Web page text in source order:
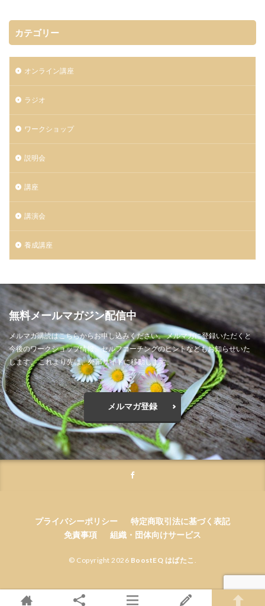
カテゴリー
オンライン講座
ラジオ
ワークショップ
説明会
講座
講演会
養成講座
無料メールマガジン配信中
メルマガ購読はこちらからお申し込みください。 メルマガに登録いただくと
今後のワークショップ情報、セルフコーチングのヒントなどもお知らせいた
します。 これより先は、外部サイトに移動します。
メルマガ登録
プライバシーポリシー
特定商取引法に基づく表記
免責事項
組織・団体向けサービス
© Copyright 2026 BoostEQ はばたこ